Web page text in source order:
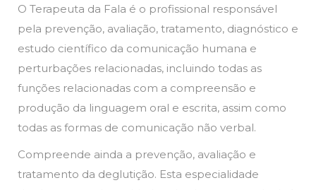
O Terapeuta da Fala é o profissional responsável
pela prevenção, avaliação, tratamento, diagnóstico e
estudo científico da comunicação humana e
perturbações relacionadas, incluindo todas as
funções relacionadas com a compreensão e
produção da linguagem oral e escrita, assim como
todas as formas de comunicação não verbal.
Compreende ainda a prevenção, avaliação e
tratamento da deglutição. Esta especialidade